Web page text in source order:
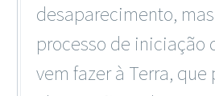
desaparecimento,
processo de iniciação
vem fazer à Terra, que